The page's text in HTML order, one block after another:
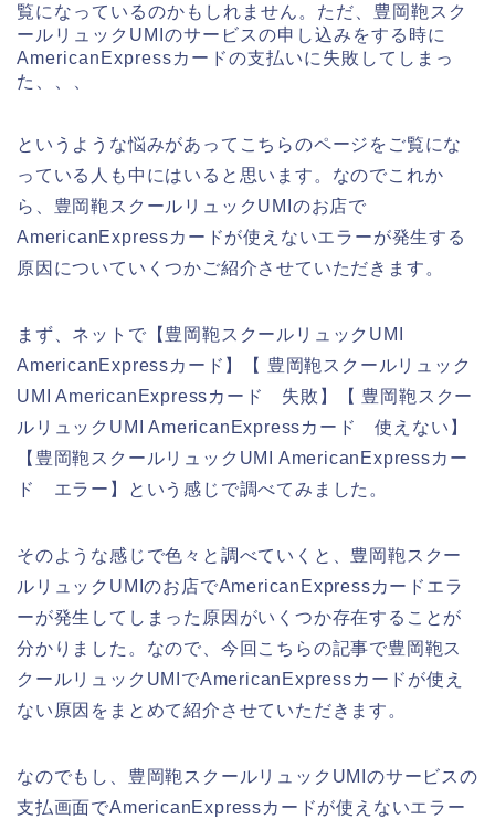
覧になっているのかもしれません。ただ、豊岡鞄スク
ールリュックUMIのサービスの申し込みをする時に
AmericanExpressカードの支払いに失敗してしまっ
た、、、
というような悩みがあってこちらのページをご覧にな
っている人も中にはいると思います。なのでこれか
ら、豊岡鞄スクールリュックUMIのお店で
AmericanExpressカードが使えないエラーが発生する
原因についていくつかご紹介させていただきます。
まず、ネットで【豊岡鞄スクールリュックUMI
AmericanExpressカード】【 豊岡鞄スクールリュック
UMI AmericanExpressカード 失敗】【 豊岡鞄スクー
ルリュックUMI AmericanExpressカード 使えない】
【豊岡鞄スクールリュックUMI AmericanExpressカー
ド エラー】という感じで調べてみました。
そのような感じで色々と調べていくと、豊岡鞄スクー
ルリュックUMIのお店でAmericanExpressカードエラ
ーが発生してしまった原因がいくつか存在することが
分かりました。なので、今回こちらの記事で豊岡鞄ス
クールリュックUMIでAmericanExpressカードが使え
ない原因をまとめて紹介させていただきます。
なのでもし、豊岡鞄スクールリュックUMIのサービスの
支払画面でAmericanExpressカードが使えないエラー